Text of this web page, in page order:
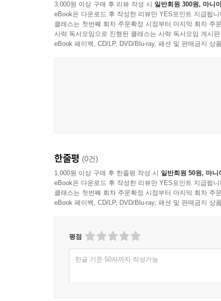
3,000원 이상 구매 후 리뷰 작성 시 일반회원 300원, 마니
eBook은 다운로드 후 작성한 리뷰만 YES포인트 지급됩니
클래스는 첫번째 회차 주문확정 시점부터 마지막 회차 주
사락 독서모임으로 진행된 클래스는 사락 독서모임 게시
eBook 페이백, CD/LP, DVD/Blu-ray, 패션 및 판매금지 상
한줄평 (0건)
1,000원 이상 구매 후 한줄평 작성 시 일반회원 50원, 마니
eBook은 다운로드 후 작성한 리뷰만 YES포인트 지급됩니
클래스는 첫번째 회차 주문확정 시점부터 마지막 회차 주
eBook 페이백, CD/LP, DVD/Blu-ray, 패션 및 판매금지 상
평점
한글 기준 50자까지 작성가능